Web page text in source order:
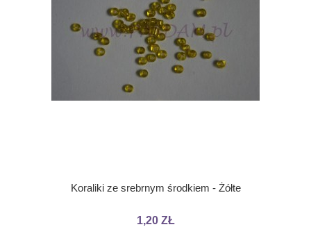
Koraliki ze srebrnym środkiem - Żółte
1,20 ZŁ